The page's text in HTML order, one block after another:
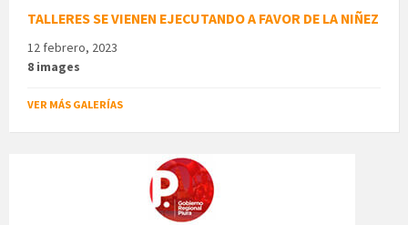
TALLERES SE VIENEN EJECUTANDO A FAVOR DE LA NIÑEZ
12 febrero, 2023
8 images
VER MÁS GALERÍAS